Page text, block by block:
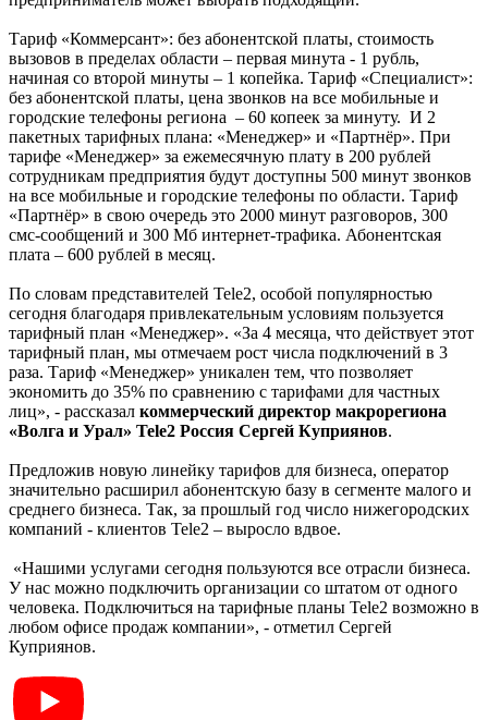
Тариф «Коммерсант»: без абонентской платы, стоимость
вызовов в пределах области – первая минута - 1 рубль,
начиная со второй минуты – 1 копейка. Тариф «Специалист»:
без абонентской платы, цена звонков на все мобильные и
городские телефоны региона – 60 копеек за минуту. И 2
пакетных тарифных плана: «Менеджер» и «Партнёр». При
тарифе «Менеджер» за ежемесячную плату в 200 рублей
сотрудникам предприятия будут доступны 500 минут звонков
на все мобильные и городские телефоны по области. Тариф
«Партнёр» в свою очередь это 2000 минут разговоров, 300
смс-сообщений и 300 Мб интернет-трафика. Абонентская
плата – 600 рублей в месяц.
По словам представителей Tele2, особой популярностью
сегодня благодаря привлекательным условиям пользуется
тарифный план «Менеджер». «За 4 месяца, что действует этот
тарифный план, мы отмечаем рост числа подключений в 3
раза. Тариф «Менеджер» уникален тем, что позволяет
экономить до 35% по сравнению с тарифами для частных
лиц», - рассказал коммерческий директор макрорегиона
«Волга и Урал» Tele2 Россия Сергей Куприянов.
Предложив новую линейку тарифов для бизнеса, оператор
значительно расширил абонентскую базу в сегменте малого и
среднего бизнеса. Так, за прошлый год число нижегородских
компаний - клиентов Tele2 – выросло вдвое.
«Нашими услугами сегодня пользуются все отрасли бизнеса.
У нас можно подключить организации со штатом от одного
человека. Подключиться на тарифные планы Tele2 возможно в
любом офисе продаж компании», - отметил Сергей
Куприянов.